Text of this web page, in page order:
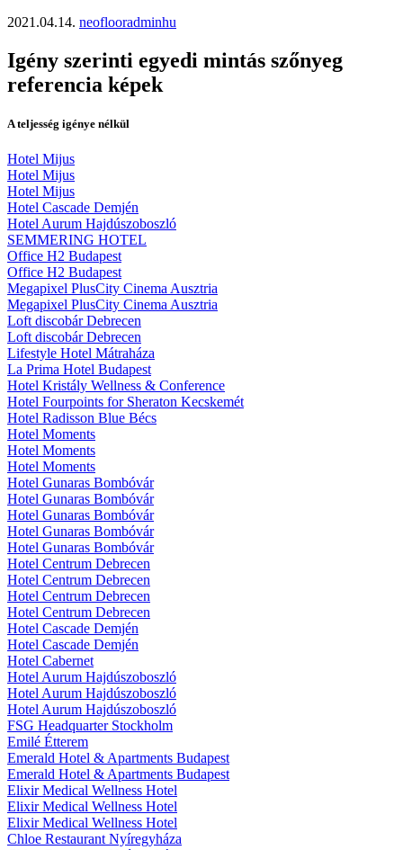
2021.04.14. neoflooradminhu
Igény szerinti egyedi mintás szőnyeg
referencia képek
A teljesség igénye nélkül
Hotel Mijus
Hotel Mijus
Hotel Mijus
Hotel Cascade Demjén
Hotel Aurum Hajdúszoboszló
SEMMERING HOTEL
Office H2 Budapest
Office H2 Budapest
Megapixel PlusCity Cinema Ausztria
Megapixel PlusCity Cinema Ausztria
Loft discobár Debrecen
Loft discobár Debrecen
Lifestyle Hotel Mátraháza
La Prima Hotel Budapest
Hotel Kristály Wellness & Conference
Hotel Fourpoints for Sheraton Kecskemét
Hotel Radisson Blue Bécs
Hotel Moments
Hotel Moments
Hotel Moments
Hotel Gunaras Bombóvár
Hotel Gunaras Bombóvár
Hotel Gunaras Bombóvár
Hotel Gunaras Bombóvár
Hotel Gunaras Bombóvár
Hotel Centrum Debrecen
Hotel Centrum Debrecen
Hotel Centrum Debrecen
Hotel Centrum Debrecen
Hotel Cascade Demjén
Hotel Cascade Demjén
Hotel Cabernet
Hotel Aurum Hajdúszoboszló
Hotel Aurum Hajdúszoboszló
Hotel Aurum Hajdúszoboszló
FSG Headquarter Stockholm
Emilé Étterem
Emerald Hotel & Apartments Budapest
Emerald Hotel & Apartments Budapest
Elixir Medical Wellness Hotel
Elixir Medical Wellness Hotel
Elixir Medical Wellness Hotel
Chloe Restaurant Nyíregyháza